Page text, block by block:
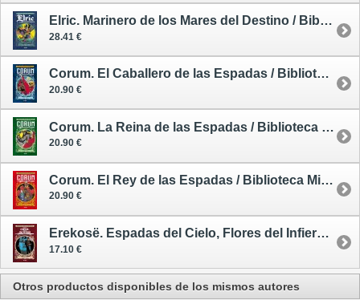
Elric. Marinero de los Mares del Destino / Biblioteca Michael Moorcock 2 - cómic
28.41 €
Corum. El Caballero de las Espadas / Biblioteca Michael Moorcock 3 - cómic
20.90 €
Corum. La Reina de las Espadas / Biblioteca Michael Moorcock 4 - cómic
20.90 €
Corum. El Rey de las Espadas / Biblioteca Michael Moorcock 5 - cómic
20.90 €
Erekosë. Espadas del Cielo, Flores del Infierno / Biblioteca Michael Moorcock 7 - cómic
17.10 €
Otros productos disponibles de los mismos autores